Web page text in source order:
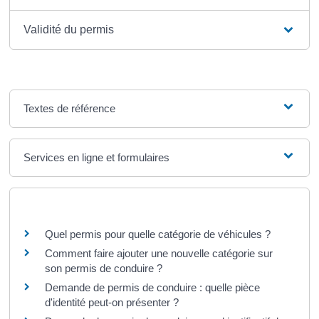
Validité du permis
Textes de référence
Services en ligne et formulaires
Quel permis pour quelle catégorie de véhicules ?
Comment faire ajouter une nouvelle catégorie sur
son permis de conduire ?
Demande de permis de conduire : quelle pièce
d'identité peut-on présenter ?